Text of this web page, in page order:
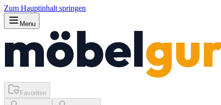
Zum Hauptinhalt springen
Menu
Favoriten